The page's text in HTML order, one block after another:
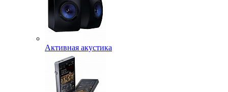
Активная акустика